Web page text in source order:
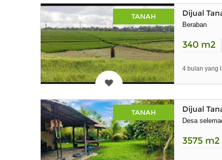
TANAH Dijual
Beraban
340 m2
4 bulan yang
TANAH Dijual
Desa
3575 m2